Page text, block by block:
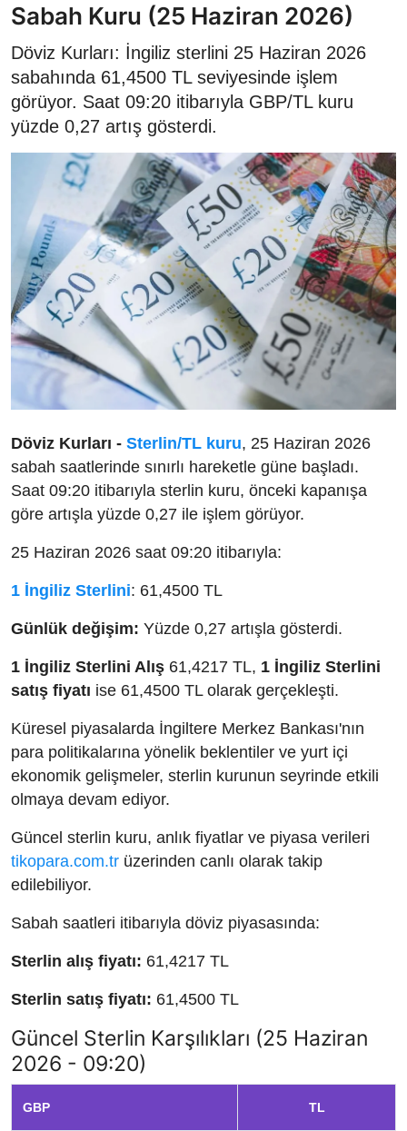
Sabah Kuru (25 Haziran 2026)
Döviz Kurları: İngiliz sterlini 25 Haziran 2026
sabahında 61,4500 TL seviyesinde işlem
görüyor. Saat 09:20 itibarıyla GBP/TL kuru
yüzde 0,27 artış gösterdi.
Döviz Kurları - Sterlin/TL kuru, 25 Haziran 2026
sabah saatlerinde sınırlı hareketle güne başladı.
Saat 09:20 itibarıyla sterlin kuru, önceki kapanışa
göre artışla yüzde 0,27 ile işlem görüyor.
25 Haziran 2026 saat 09:20 itibarıyla:
1 İngiliz Sterlini: 61,4500 TL
Günlük değişim: Yüzde 0,27 artışla gösterdi.
1 İngiliz Sterlini Alış 61,4217 TL, 1 İngiliz Sterlini
satış fiyatı ise 61,4500 TL olarak gerçekleşti.
Küresel piyasalarda İngiltere Merkez Bankası'nın
para politikalarına yönelik beklentiler ve yurt içi
ekonomik gelişmeler, sterlin kurunun seyrinde etkili
olmaya devam ediyor.
Güncel sterlin kuru, anlık fiyatlar ve piyasa verileri
tikopara.com.tr üzerinden canlı olarak takip
edilebiliyor.
Sabah saatleri itibarıyla döviz piyasasında:
Sterlin alış fiyatı: 61,4217 TL
Sterlin satış fiyatı: 61,4500 TL
Güncel Sterlin Karşılıkları (25 Haziran
2026 - 09:20)
GBP TL